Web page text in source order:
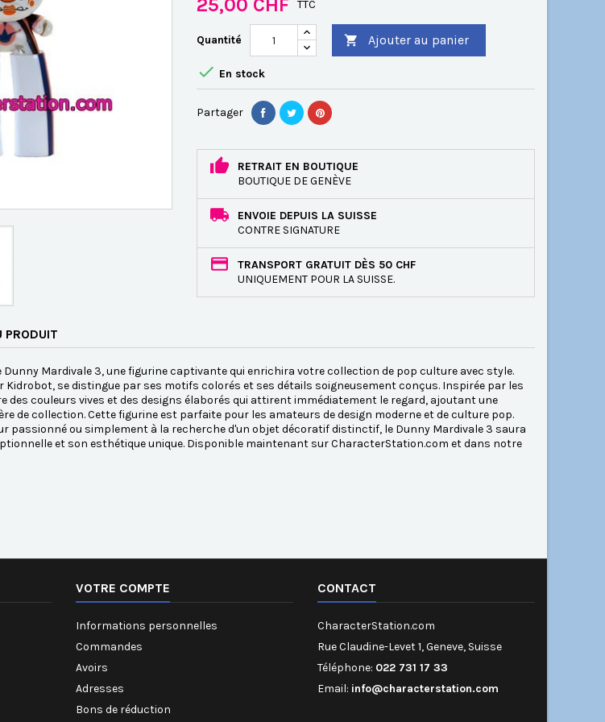
25,00 CHF TTC
Quantité  Ajouter au panier
 En stock
Partager
RETRAIT EN BOUTIQUE
BOUTIQUE DE GENÈVE
ENVOIE DEPUIS LA SUISSE
CONTRE SIGNATURE
TRANSPORT GRATUIT DÈS 50 CHF
UNIQUEMENT POUR LA SUISSE.
PRODUIT
Dunny Mardivale 3, une figurine captivante qui enrichira votre collection de pop culture avec style.
Kidrobot, se distingue par ses motifs colorés et ses détails soigneusement conçus. Inspirée par les
des couleurs vives et des designs élaborés qui attirent immédiatement le regard, ajoutant une
de collection. Cette figurine est parfaite pour les amateurs de design moderne et de culture pop.
passionné ou simplement à la recherche d'un objet décoratif distinctif, le Dunny Mardivale 3 saura
et son esthétique unique. Disponible maintenant sur CharacterStation.com et dans notre
VOTRE COMPTE
Informations personnelles
Commandes
Avoirs
Adresses
Bons de réduction
CONTACT
CharacterStation.com
Rue Claudine-Levet 1, Geneve, Suisse
Téléphone: 022 731 17 33
Email: info@characterstation.com